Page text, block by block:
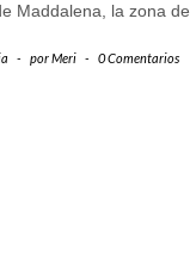
Maddalena, la zona de
- porMeri - 0 Comentarios